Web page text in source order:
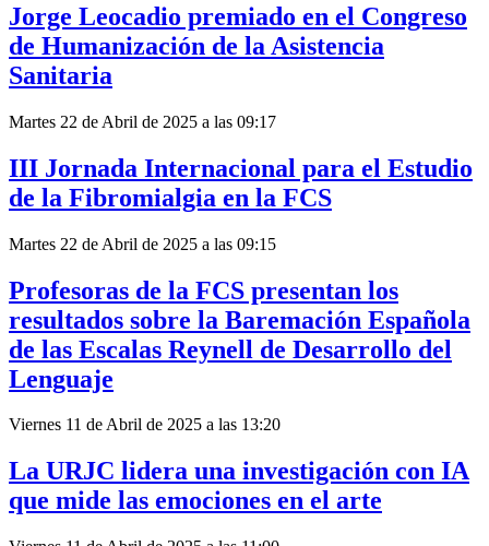
Jorge Leocadio premiado en el Congreso
de Humanización de la Asistencia
Sanitaria
Martes 22 de Abril de 2025 a las 09:17
III Jornada Internacional para el Estudio
de la Fibromialgia en la FCS
Martes 22 de Abril de 2025 a las 09:15
Profesoras de la FCS presentan los
resultados sobre la Baremación Española
de las Escalas Reynell de Desarrollo del
Lenguaje
Viernes 11 de Abril de 2025 a las 13:20
La URJC lidera una investigación con IA
que mide las emociones en el arte